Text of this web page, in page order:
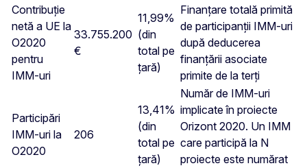
Contribuție
netă a UE la
O2020
pentru
IMM-uri
33.755.200
€
11,99%
(din
total pe
țară)
Finanțare totală primită
de participanții IMM-uri
după deducerea
finanțării asociate
primite de la terți
Participări
IMM-uri la
O2020
206
13,41%
(din
total pe
țară)
Număr de IMM-uri
implicate în proiecte
Orizont 2020. Un IMM
care participă la N
proiecte este numărat